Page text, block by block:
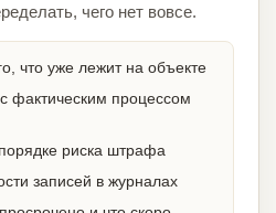
чего нет вовсе.
что уже лежит на объекте
фактическим процессом
риска штрафа
записей в журналах